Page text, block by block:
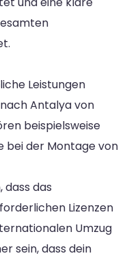
Leistungen
Antalya von
beispielsweise
bei der Montage von
das
Lizenzen
Umzug
sein, dass dein